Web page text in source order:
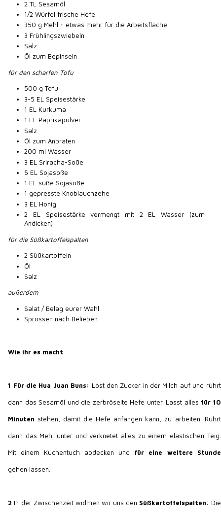
2 TL Sesamöl
1/2 Würfel frische Hefe
350 g Mehl + etwas mehr für die Arbeitsfläche
3 Frühlingszwiebeln
Salz
Öl zum Bepinseln
für den scharfen Tofu
500 g Tofu
3-5 EL Speisestärke
1 EL Kurkuma
1 EL Paprikapulver
Salz
Öl zum Anbraten
200 ml Wasser
3 EL Sriracha-Soße
5 EL Sojasoße
1 EL süße Sojasoße
1 gepresste Knoblauchzehe
3 EL Honig
2 EL Speisestärke vermengt mit 2 EL Wasser (zum
Andicken)
für die Süßkartoffelspalten
2 Süßkartoffeln
Öl
Salz
außerdem
Salat / Belag eurer Wahl
Sprossen nach Belieben
Wie ihr es macht
1 Für die Hua Juan Buns: Löst den Zucker in der Milch auf und rührt
dann das Sesamöl und die zerbröselte Hefe unter. Lasst alles für 10
Minuten stehen, damit die Hefe anfangen kann, zu arbeiten. Rührt
dann das Mehl unter und verknetet alles zu einem elastischen Teig.
Mit einem Küchentuch abdecken und für eine weitere Stunde
gehen lassen.
2 In der Zwischenzeit widmen wir uns den Süßkartoffelspalten: Die